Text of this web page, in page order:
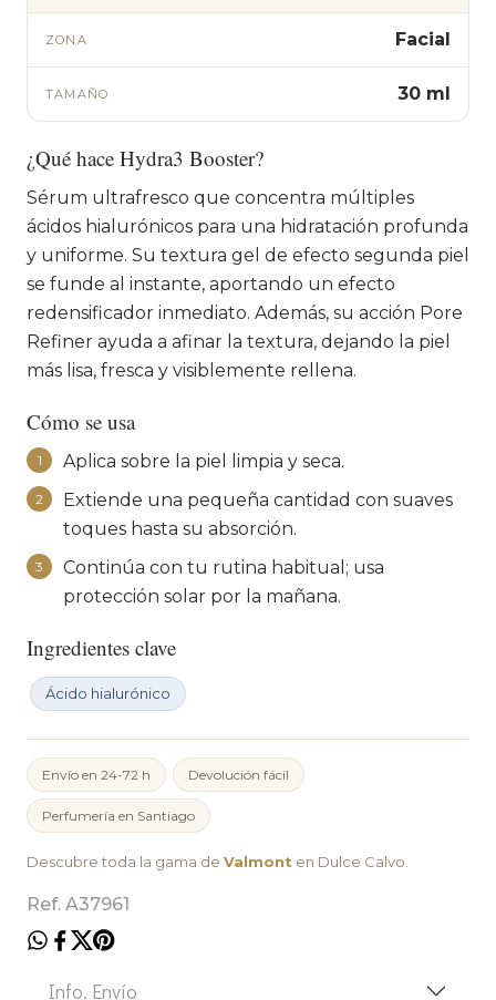
ZONA Facial
TAMAÑO 30 ml
¿Qué hace Hydra3 Booster?
Sérum ultrafresco que concentra múltiples
ácidos hialurónicos para una hidratación profunda
y uniforme. Su textura gel de efecto segunda piel
se funde al instante, aportando un efecto
redensificador inmediato. Además, su acción Pore
Refiner ayuda a afinar la textura, dejando la piel
más lisa, fresca y visiblemente rellena.
Cómo se usa
1 Aplica sobre la piel limpia y seca.
2
Extiende una pequeña cantidad con suaves
toques hasta su absorción.
3
Continúa con tu rutina habitual; usa
protección solar por la mañana.
Ingredientes clave
Ácido hialurónico
Envío en 24-72 h Devolución fácil
Perfumería en Santiago
Descubre toda la gama de Valmont en Dulce Calvo.
Ref. A37961
Info. Envío